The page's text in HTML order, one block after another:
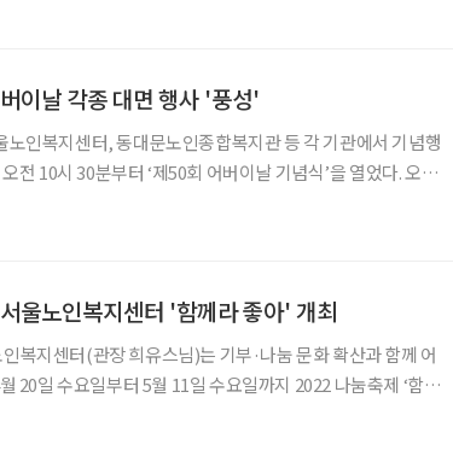
이날 각종 대면 행사 '풍성'
노인복지센터, 동대문노인종합복지관 등 각 기관에서 기념행
울노인복지센터 '함께라 좋아' 개최
복지센터(관장 희유스님)는 기부·나눔 문화 확산과 함께 어
20일 수요일부터 5월 11일 수요일까지 2022 나눔축제 ‘함께